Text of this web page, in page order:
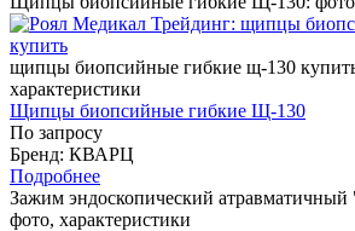
щипцы биопсийные гибкие щ-130
характеристики
Щипцы биопсийные гибкие Щ-130
По запросу
Бренд: КВАРЦ
Подробнее
Зажим эндоскопический
фото, характеристики